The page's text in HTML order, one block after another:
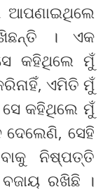
। ଏକ
କହିଥିଲେ ମୁଁ
ଏମିତି ମୁଁ
କହିଥିଲେ ମୁଁ
ସେହି
ନିଷ୍ପତ୍ତି
ରଖିଛି ।